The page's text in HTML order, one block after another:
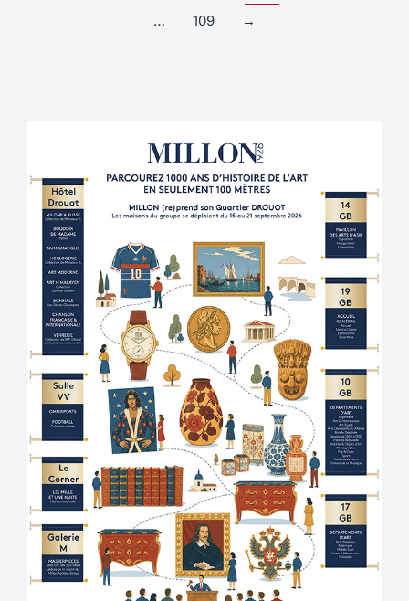
…
109 →